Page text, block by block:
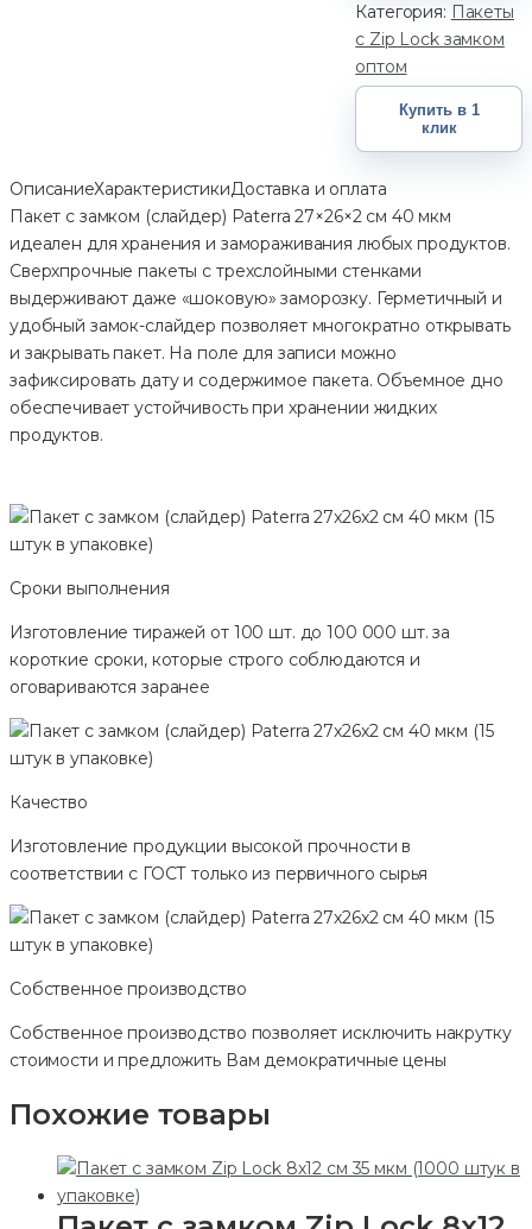
Категория: Пакеты
с Zip Lock замком
оптом
Купить в 1
клик
ОписаниеХарактеристикиДоставка и оплата
Пакет с замком (слайдер) Paterra 27×26×2 см 40 мкм
идеален для хранения и замораживания любых продуктов.
Сверхпрочные пакеты с трехслойными стенками
выдерживают даже «шоковую» заморозку. Герметичный и
удобный замок-слайдер позволяет многократно открывать
и закрывать пакет. На поле для записи можно
зафиксировать дату и содержимое пакета. Объемное дно
обеспечивает устойчивость при хранении жидких
продуктов.
Сроки выполнения
Изготовление тиражей от 100 шт. до 100 000 шт. за
короткие сроки, которые строго соблюдаются и
оговариваются заранее
Качество
Изготовление продукции высокой прочности в
соответствии с ГОСТ только из первичного сырья
Собственное производство
Собственное производство позволяет исключить накрутку
стоимости и предложить Вам демократичные цены
Похожие товары